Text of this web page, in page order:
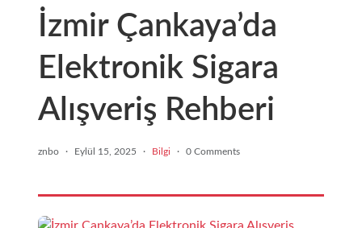
İzmir Çankaya’da
Elektronik Sigara
Alışveriş Rehberi
znbo · Eylül 15, 2025 · Bilgi · 0 Comments